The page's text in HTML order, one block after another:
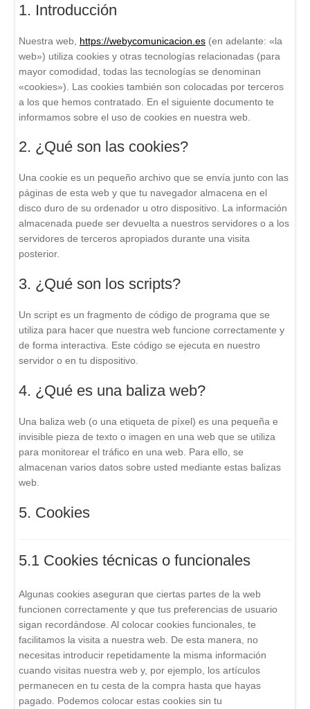
1. Introducción
Nuestra web, https://webycomunicacion.es(en adelante: «la
web») utiliza cookies y otras tecnologías relacionadas (para
mayor comodidad, todas las tecnologías se denominan
«cookies»). Las cookies también son colocadas por terceros
a los que hemos contratado. En el siguiente documento te
informamos sobre el uso de cookies en nuestra web.
2. ¿Qué son las cookies?
Una cookie es un pequeño archivo que se envía junto con las
páginas de esta web y que tu navegador almacena en el
disco duro de su ordenador u otro dispositivo. La información
almacenada puede ser devuelta a nuestros servidores o a los
servidores de terceros apropiados durante una visita
posterior.
3. ¿Qué son los scripts?
Un script es un fragmento de código de programa que se
utiliza para hacer que nuestra web funcione correctamente y
de forma interactiva. Este código se ejecuta en nuestro
servidor o en tu dispositivo.
4. ¿Qué es una baliza web?
Una baliza web (o una etiqueta de píxel) es una pequeña e
invisible pieza de texto o imagen en una web que se utiliza
para monitorear el tráfico en una web. Para ello, se
almacenan varios datos sobre usted mediante estas balizas
web.
5. Cookies
5.1 Cookies técnicas o funcionales
Algunas cookies aseguran que ciertas partes de la web
funcionen correctamente y que tus preferencias de usuario
sigan recordándose. Al colocar cookies funcionales, te
facilitamos la visita a nuestra web. De esta manera, no
necesitas introducir repetidamente la misma información
cuando visitas nuestra web y, por ejemplo, los artículos
permanecen en tu cesta de la compra hasta que hayas
pagado. Podemos colocar estas cookies sin tu